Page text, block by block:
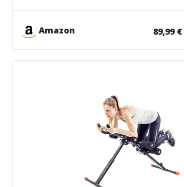
Amazon 89,99 €